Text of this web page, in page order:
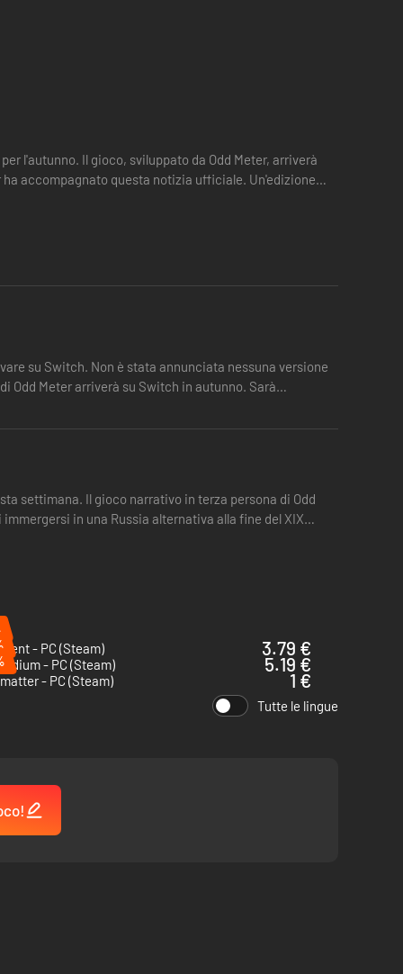
l'autunno. Il gioco, sviluppato da Odd Meter, arriverà
accompagnato questa notizia ufficiale. Un'edizione
su Switch. Non è stata annunciata nessuna versione
Odd Meter arriverà su Switch in autunno. Sarà
settimana. Il gioco narrativo in terza persona di Odd
in una Russia alternativa alla fine del XIX
- PC (Steam)
3.79 €
- PC (Steam)
5.19 €
- PC (Steam)
1 €
Tutte le lingue